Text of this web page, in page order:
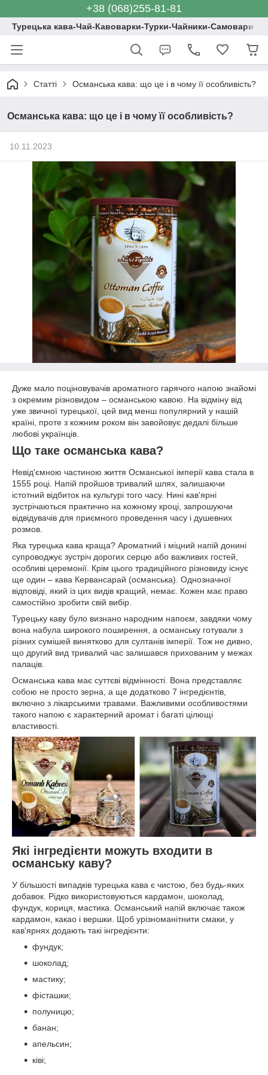
+38 (068)255-81-81
Турецька кава-Чай-Кавоварки-Турки-Чайники-Самовари
Статті Османська кава: що це і в чому її особливість?
Османська кава: що це і в чому її особливість?
10.11.2023
Дуже мало поціновувачів ароматного гарячого напою знайомі
з окремим різновидом – османською кавою. На відміну від
уже звичної турецької, цей вид менш популярний у нашій
країні, проте з кожним роком він завойовує дедалі більше
любові українців.
Що таке османська кава?
Невід'ємною частиною життя Османської імперії кава стала в
1555 році. Напій пройшов тривалий шлях, залишаючи
істотний відбиток на культурі того часу. Нині кав'ярні
зустрічаються практично на кожному кроці, запрошуючи
відвідувачів для приємного проведення часу і душевних
розмов.
Яка турецька кава краща? Ароматний і міцний напій донині
супроводжує зустріч дорогих серцю або важливих гостей,
особливі церемонії. Крім цього традиційного різновиду існує
ще один – кава Кервансарай (османська). Однозначної
відповіді, який із цих видів кращий, немає. Кожен має право
самостійно зробити свій вибір.
Турецьку каву було визнано народним напоєм, завдяки чому
вона набула широкого поширення, а османську готували з
різних сумішей винятково для султанів імперії. Тож не дивно,
що другий вид тривалий час залишався прихованим у межах
палаців.
Османська кава має суттєві відмінності. Вона представляє
собою не просто зерна, а ще додатково 7 інгредієнтів,
включно з лікарськими травами. Важливими особливостями
такого напою є характерний аромат і багаті цілющі
властивості.
Які інгредієнти можуть входити в
османську каву?
У більшості випадків турецька кава є чистою, без будь-яких
добавок. Рідко використовуються кардамон, шоколад,
фундук, кориця, мастика. Османський напій включає також
кардамон, какао і вершки. Щоб урізноманітнити смаки, у
кав'ярнях додають такі інгредієнти:
фундук;
шоколад;
мастику;
фісташки;
полуницю;
банан;
апельсин;
ківі;